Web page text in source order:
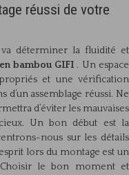
réussi de votre
va déterminer la fluidité et
bambou GIFI . Un espace
et une vérification
assemblage réussi. Ne
d’éviter les mauvaises
Un bon début est la
nous sur les détails
lors du montage est un
le bon moment et